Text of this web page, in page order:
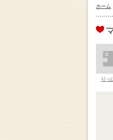
ホーム
ホーム
りっ